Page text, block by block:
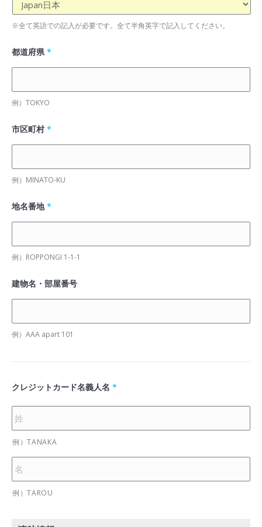
※全て英語での記入が必要です。全て半角英字で記入してください。
都道府県 *
例）TOKYO
市区町村 *
例）MINATO-KU
地名番地 *
例）ROPPONGI 1-1-1
建物名・部屋番号
例）AAA apart 101
クレジットカード名義人名 *
例）TANAKA
例）TAROU